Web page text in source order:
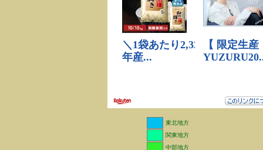
東北地方
関東地方
中部地方